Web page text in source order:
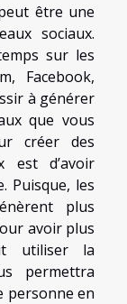
être une
sociaux.
sur les
Facebook,
à générer
que vous
créer des
est d’avoir
Puisque, les
plus
avoir plus
utiliser la
permettra
personne en